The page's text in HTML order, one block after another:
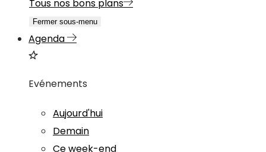
Tous nos bons plans
Fermer sous-menu
Agenda
Evénements
Aujourd'hui
Demain
Ce week-end